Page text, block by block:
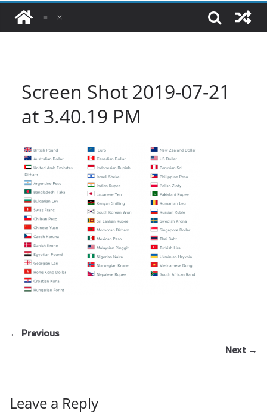
Screen Shot 2019-07-21
at 3.40.19 PM
← Previous
Next →
Leave a Reply